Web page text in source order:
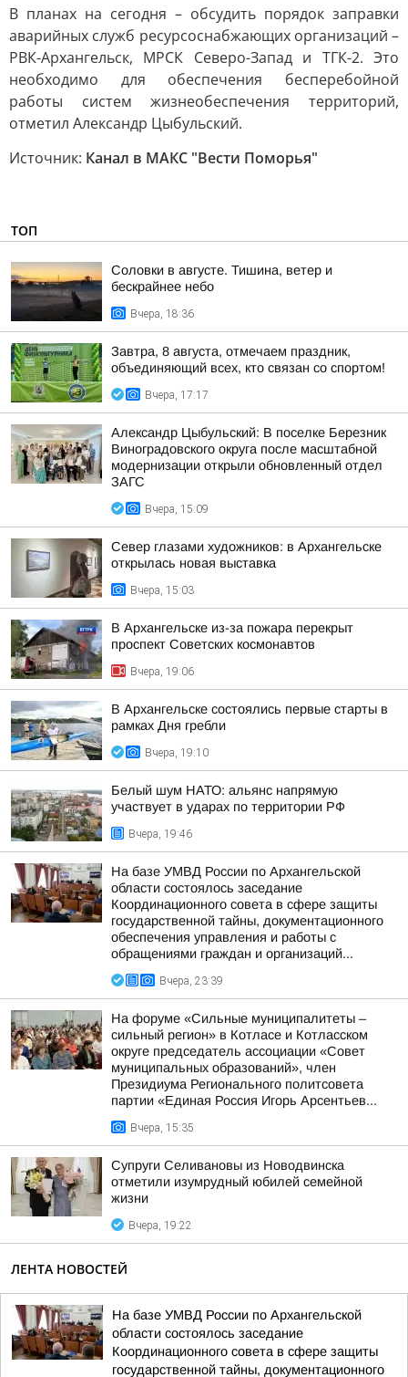
В планах на сегодня – обсудить порядок заправки
аварийных служб ресурсоснабжающих организаций –
РВК-Архангельск, МРСК Северо-Запад и ТГК-2. Это
необходимо для обеспечения бесперебойной
работы систем жизнеобеспечения территорий,
отметил Александр Цыбульский.
Источник: Канал в МАКС "Вести Поморья"
ТОП
Соловки в августе. Тишина, ветер и
бескрайнее небо
Вчера, 18:36
Завтра, 8 августа, отмечаем праздник,
объединяющий всех, кто связан со спортом!
Вчера, 17:17
Александр Цыбульский: В поселке Березник
Виноградовского округа после масштабной
модернизации открыли обновленный отдел
ЗАГС
Вчера, 15:09
Север глазами художников: в Архангельске
открылась новая выставка
Вчера, 15:03
В Архангельске из-за пожара перекрыт
проспект Советских космонавтов
Вчера, 19:06
В Архангельске состоялись первые старты в
рамках Дня гребли
Вчера, 19:10
Белый шум НАТО: альянс напрямую
участвует в ударах по территории РФ
Вчера, 19:46
На базе УМВД России по Архангельской
области состоялось заседание
Координационного совета в сфере защиты
государственной тайны, документационного
обеспечения управления и работы с
обращениями граждан и организаций...
Вчера, 23:39
На форуме «Сильные муниципалитеты –
сильный регион» в Котласе и Котласском
округе председатель ассоциации «Совет
муниципальных образований», член
Президиума Регионального политсовета
партии «Единая Россия Игорь Арсентьев...
Вчера, 15:35
Супруги Селивановы из Новодвинска
отметили изумрудный юбилей семейной
жизни
Вчера, 19:22
ЛЕНТА НОВОСТЕЙ
На базе УМВД России по Архангельской
области состоялось заседание
Координационного совета в сфере защиты
государственной тайны, документационного